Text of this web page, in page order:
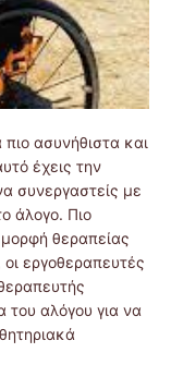
ασυνήθιστα και
έχεις την
συνεργαστείς με
άλογο. Πιο
θεραπείας
εργοθεραπευτές
του αλόγου για να